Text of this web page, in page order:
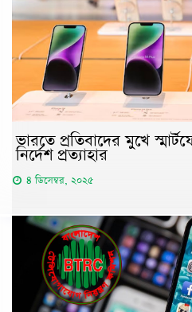
ভারতে প্রতিবাদের মুখে
নির্দেশ প্রত্যাহার
৪ ডিসেম্বর, ২০২৫